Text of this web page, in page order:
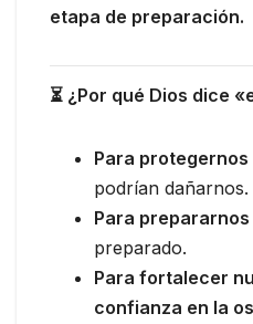
etapa de preparación.
⏳ ¿Por qué Dios dice
Para protegernos
podrían dañarnos.
Para prepararnos
preparado.
Para fortalecer
confianza en la